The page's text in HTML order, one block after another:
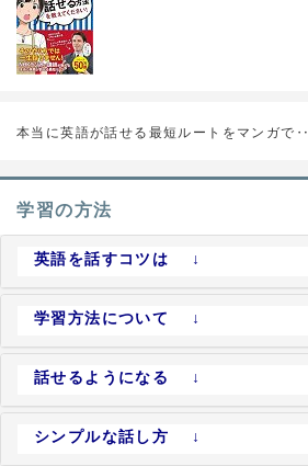
本当に英語が話せる最短ルートをマンガで‥
学習の方法
英語を話すコツは ↓
学習方法について ↓
話せるようになる ↓
シンプルな話し方 ↓